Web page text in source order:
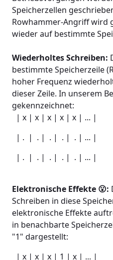
Speicherzellen
Rowhammer-Angriff wird
wieder auf bestimmte
Wiederholtes Schreiben:
bestimmte Speicherzeile
hoher Frequenz
dieser Zeile. In unserem
gekennzeichnet:
| x | x | x | x | x | ... |
| . | . | . | . | . | ... |
| . | . | . | . | . | ... |
Elektronische Effekte 😮:
Schreiben in diese
elektronische Effekte
in benachbarte
"1" dargestellt:
| x | x | x | 1 | x | ... |